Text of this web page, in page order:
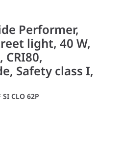
Performer,
light, 40 W,
CRI80,
Safety class I,
SI CLO 62P